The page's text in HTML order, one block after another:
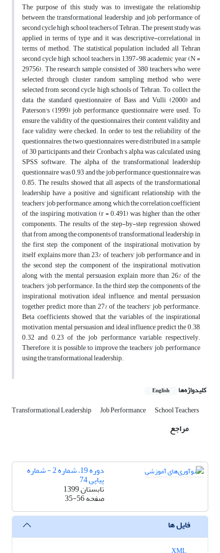
The purpose of this study was to investigate the relationship
between the transformational leadership and job performance of
second cycle high school teachers of Tehran. The present study was
applied in terms of type and it was descriptive-correlational in
terms of method. The statistical population included all Tehran
second cycle high school teachers in 1397-98 academic year (N =
29756). The research sample consisted of 380 teachers who were
selected through cluster random sampling method who were
selected from second cycle high schools of Tehran. To collect the
data, the standard questionnaire of Bass and Vulli (2000) and
Paterson's (1999) job performance questionnaire were used. To
ensure the validity of the questionnaires, their content validity and
face validity were checked. In order to test the reliability of the
questionnaires, the two questionnaires were distributed in a sample
of 30 participants and their Cronbach's alpha was calculated using
SPSS software. The alpha of the transformational leadership
questionnaire was 0.93 and the job performance questionnaire was
0.85. The results showed that all aspects of the transformational
leadership have a positive and significant relationship with the
teachers' job performance, among which the correlation coefficient
of the inspiring motivation (r = 0.491) was higher than the other
components. The results of the step-by-step regression showed
that from among the components of transformational leadership, in
the first step, the component of the inspirational motivation by
itself explains more than 23% of teachers' job performance and in
the second step the component of the inspirational motivation
along with the mental persuasion explain more than 26% of the
teachers 'job performance. In the third step, the components of the
inspirational motivation, ideal influence, and mental persuasion
together predict more than 27% of the teachers' job performance.
Beta coefficients showed that the variables of the inspirational
motivation, mental persuasion and ideal influence predict the 0.38,
0.32 and 0.23 of the job performance variable, respectively.
Therefore, it is possible to improve the teachers' job performance
using the transformational leadership.
کلیدواژه‌ها English
Transformational Leadership Job Performance School Teachers
مراجع
دوره 19، شماره 2 - شماره
پیاپی 74
تابستان 1399
صفحه35-56
فایل ها